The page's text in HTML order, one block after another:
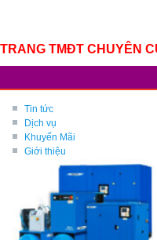
TRANG TMĐT CHUYÊN
Tin tức
Dịch vụ
Khuyến Mãi
Giới thiệu